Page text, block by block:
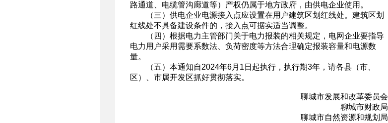
路通道、电缆管沟廊道等）产权仍属于地方政府，由供电企业使用。
（三）供电企业电源接入点应设置在用户建筑区划红线处。建筑区划
红线处不具备建设条件的，接入点可据实适当调整。
（四）根据电力主管部门关于电力报装的相关规定，电网企业要指导
电力用户采用需要系数法、负荷密度等方法合理确定报装容量和电源数
量。
（五）本通知自2024年6月1日起执行，执行期3年，请各县（市、
区）、市属开发区抓好贯彻落实。
聊城市发展和改革委员会
聊城市财政局
聊城市自然资源和规划局